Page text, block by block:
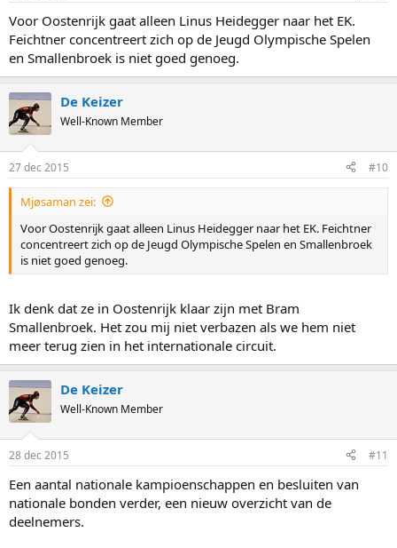
Voor Oostenrijk gaat alleen Linus Heidegger naar het EK.
Feichtner concentreert zich op de Jeugd Olympische Spelen
en Smallenbroek is niet goed genoeg.
De Keizer
Well-Known Member
27 dec 2015 #10
Mjøsaman zei:
Voor Oostenrijk gaat alleen Linus Heidegger naar het EK. Feichtner
concentreert zich op de Jeugd Olympische Spelen en Smallenbroek
is niet goed genoeg.
Ik denk dat ze in Oostenrijk klaar zijn met Bram
Smallenbroek. Het zou mij niet verbazen als we hem niet
meer terug zien in het internationale circuit.
De Keizer
Well-Known Member
28 dec 2015 #11
Een aantal nationale kampioenschappen en besluiten van
nationale bonden verder, een nieuw overzicht van de
deelnemers.